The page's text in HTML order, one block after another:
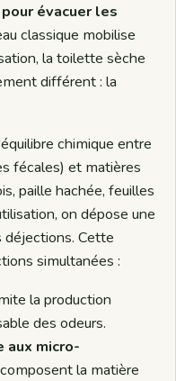
évacuer les
classique mobilise
la toilette sèche
différent : la
chimique entre
fécales) et matières
paille hachée, feuilles
on dépose une
déjections. Cette
simultanées :
la production
des odeurs.
aux micro-
la matière